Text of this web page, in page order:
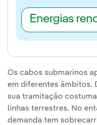
Energias
Os cabos submarinos
em diferentes âmbitos.
sua tramitação
linhas terrestres. No
demanda tem